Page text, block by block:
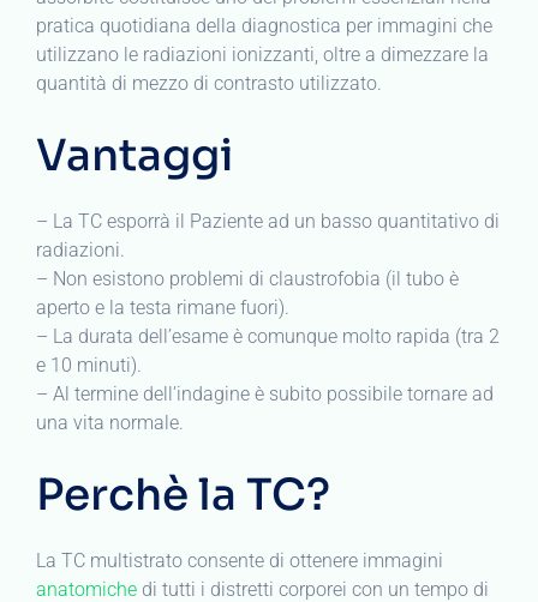
pratica quotidiana della diagnostica per immagini che
utilizzano le radiazioni ionizzanti, oltre a dimezzare la
quantità di mezzo di contrasto utilizzato.
Vantaggi
– La TC esporrà il Paziente ad un basso quantitativo di
radiazioni.
– Non esistono problemi di claustrofobia (il tubo è
aperto e la testa rimane fuori).
– La durata dell’esame è comunque molto rapida (tra 2
e 10 minuti).
– Al termine dell’indagine è subito possibile tornare ad
una vita normale.
Perchè la TC?
La TC multistrato consente di ottenere immagini
anatomiche di tutti i distretti corporei con un tempo di